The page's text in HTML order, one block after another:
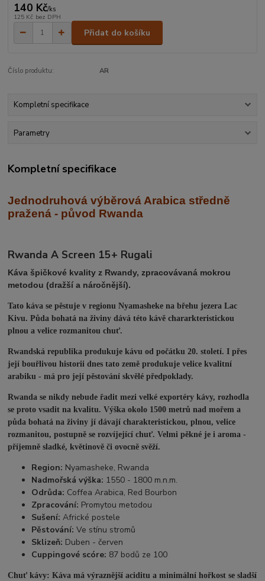
140 Kč/ks
125 Kč bez DPH
Přidat do košíku
Číslo produktu: AR
Kompletní specifikace
Parametry
Kompletní specifikace
Jednodruhová výběrová Arabica středně
pražená - původ Rwanda
Rwanda A Screen 15+ Rugali
Káva špičkové kvality z Rwandy, zpracovávaná mokrou
metodou (dražší a náročnější).
Tato káva se pěstuje v regionu Nyamasheke na břehu jezera Lac
Kivu. Půda bohatá na živiny dává této kávě chararkteristickou
plnou a velice rozmanitou chuť.
Rwandská republika produkuje kávu od počátku 20. století. I přes
její bouřlivou historii dnes tato země produkuje velice kvalitní
arabiku - má pro její pěstování skvělé předpoklady.
Rwanda se nikdy nebude řadit mezi velké exportéry kávy, rozhodla
se proto vsadit na kvalitu. Výška okolo 1500 metrů nad mořem a
půda bohatá na živiny jí dávají charakteristickou, plnou, velice
rozmanitou, postupně se rozvíjející chuť. Velmi pěkné je i aroma -
příjemně sladké, květinově či ovocně svěží.
Region: Nyamasheke, Rwanda
Nadmořská výška: 1550 - 1800 m.n.m.
Odrůda: Coffea Arabica, Red Bourbon
Zpracování: Promytou metodou
Sušení: Africké postele
Pěstování: Ve stínu stromů
Sklizeň: Duben - červen
Cuppingové scóre: 87 bodů ze 100
Chuť kávy: Káva má výraznější aciditu a minimální hořkost se sladší